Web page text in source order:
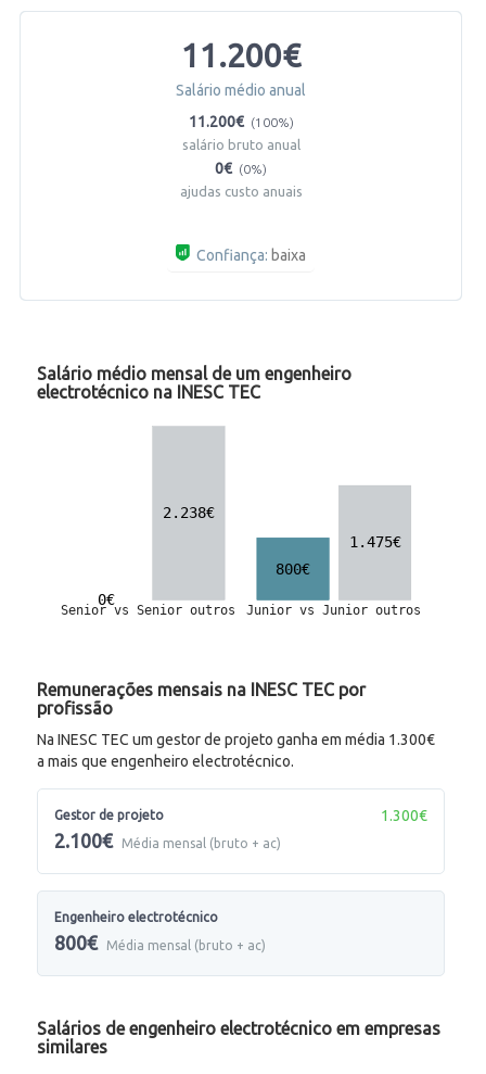
11.200€
Salário médio anual
11.200€ (100%)
salário bruto anual
0€ (0%)
ajudas custo anuais
Confiança: baixa
Salário médio mensal de um engenheiro
electrotécnico na INESC TEC
Remunerações mensais na INESC TEC por
profissão
Na INESC TEC um gestor de projeto ganha em média 1.300€
a mais que engenheiro electrotécnico.
Gestor de projeto
2.100€ Média mensal (bruto + ac)
1.300€
Engenheiro electrotécnico
800€ Média mensal (bruto + ac)
Salários de engenheiro electrotécnico em empresas
similares